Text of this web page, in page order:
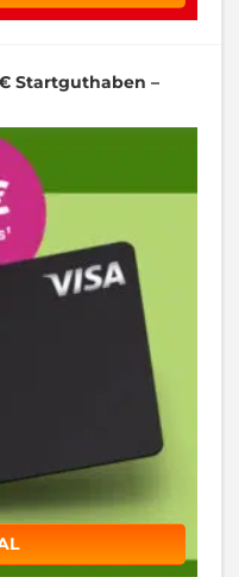
Startguthaben –